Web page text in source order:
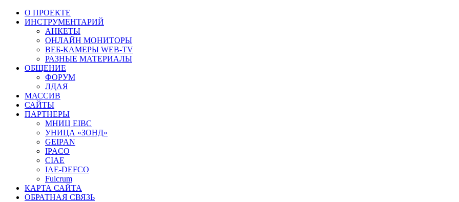
О ПРОЕКТЕ
ИНСТРУМЕНТАРИЙ
АНКЕТЫ
ОНЛАЙН МОНИТОРЫ
ВЕБ-КАМЕРЫ WEB-TV
РАЗНЫЕ МАТЕРИАЛЫ
ОБЩЕНИЕ
ФОРУМ
ЛДАЯ
МАССИВ
САЙТЫ
ПАРТНЕРЫ
МНИЦ EIBC
УНИЦА «ЗОНД»
GEIPAN
IPACO
CIAE
IAE-DEFCO
Fulcrum
КАРТА САЙТА
ОБРАТНАЯ СВЯЗЬ